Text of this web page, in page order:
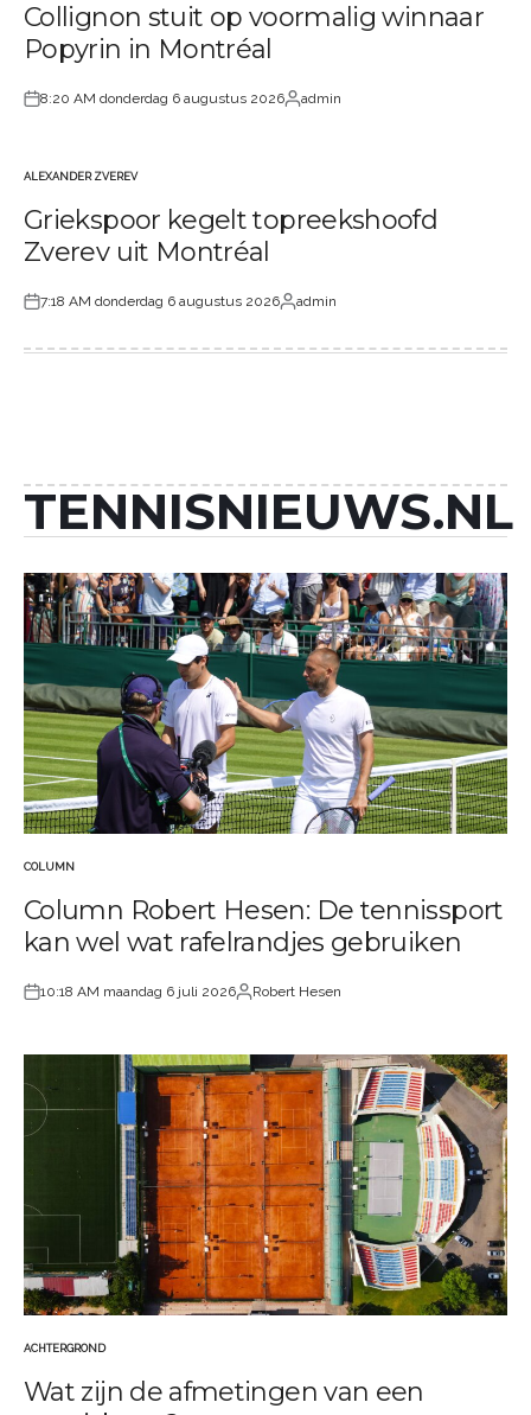
INCollignon stuit op voormalig winnaar
Popyrin in Montréal
Geplaatst
8:20 AM donderdag 6 augustus 2026
Geplaatst
admin
IN
ALEXANDER ZVEREV
Griekspoor kegelt topreekshoofd
Zverev uit Montréal
Geplaatst
op
7:18 AM donderdag 6 augustus 2026
Geplaatst
door
admin
TENNISNIEUWS.NL
IN
COLUMN
Column Robert Hesen: De tennissport
kan wel wat rafelrandjes gebruiken
Geplaatst
10:18 AM maandag 6 juli 2026
Geplaatst
Robert Hesen
IN
ACHTERGROND
Wat zijn de afmetingen van een